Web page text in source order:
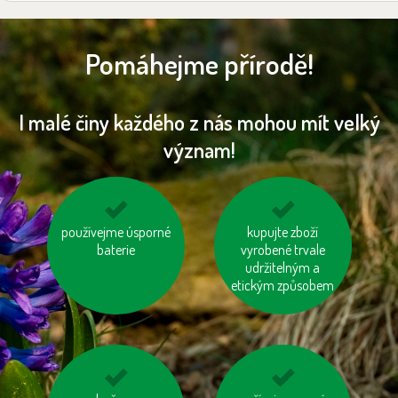
Pomáhejme přírodě!
I malé činy každého z nás mohou mít velký
význam!
používejme úsporné
baterie
zatepleme si dům
kupujte zboží
vyrobené trvale
udržitelným a
etickým způsobem
zastavujme vodu při
čištění zubů a holení